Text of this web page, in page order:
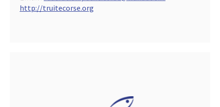
http://truitecorse.org